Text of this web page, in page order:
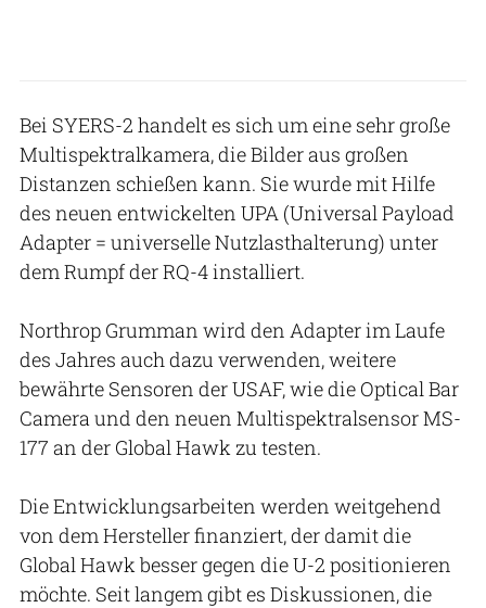
Bei SYERS-2 handelt es sich um eine sehr große
Multispektralkamera, die Bilder aus großen
Distanzen schießen kann. Sie wurde mit Hilfe
des neuen entwickelten UPA (Universal Payload
Adapter = universelle Nutzlasthalterung) unter
dem Rumpf der RQ-4 installiert.
Northrop Grumman wird den Adapter im Laufe
des Jahres auch dazu verwenden, weitere
bewährte Sensoren der USAF, wie die Optical Bar
Camera und den neuen Multispektralsensor MS-
177 an der Global Hawk zu testen.
Die Entwicklungsarbeiten werden weitgehend
von dem Hersteller finanziert, der damit die
Global Hawk besser gegen die U-2 positionieren
möchte. Seit langem gibt es Diskussionen, die